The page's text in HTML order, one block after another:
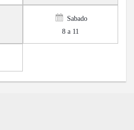
Sabado
8 a 11